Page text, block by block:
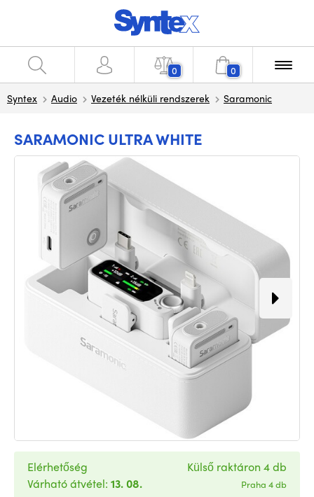
0 0
Syntex Audio Vezeték nélküli rendszerek Saramonic
SARAMONIC ULTRA WHITE
Elérhetőség
Várható átvétel: 13. 08.
Külső raktáron 4 db
Praha 4 db